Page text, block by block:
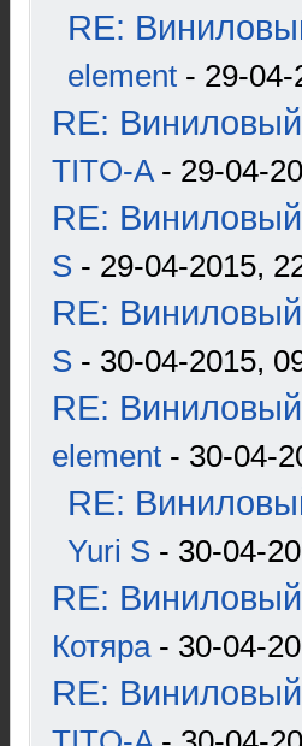
RE:
element - 29-04-
RE: Виниловый
TITO-A- 29-04-
RE: Виниловый
S - 29-04-2015,
RE: Виниловый
S - 30-04-2015,
RE: Виниловый
element - 30-04-
RE:
Yuri S - 30-04-
RE: Виниловый
Котяра- 30-04-
RE: Виниловый